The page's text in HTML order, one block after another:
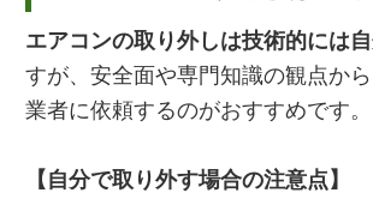
エアコンの取り外しは技術的には
すが、安全面や専門知識の観点か
業者に依頼するのがおすすめです。
【自分で取り外す場合の注意点】